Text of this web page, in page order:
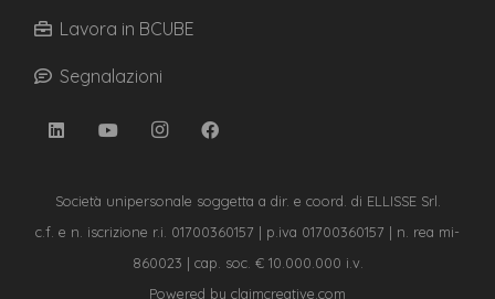
Lavora in BCUBE
Segnalazioni
Società unipersonale soggetta a dir. e coord. di ELLISSE Srl.
c.f. e n. iscrizione r.i. 01700360157 | p.iva 01700360157 | n. rea mi-
860023 | cap. soc. € 10.000.000 i.v.
Powered by claimcreative.com